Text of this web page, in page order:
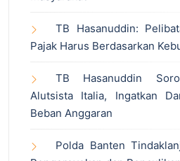
TB Hasanuddin:
Pajak Harus Berdasarkan
TB Hasanuddin
Alutsista Italia, Ingatkan
Beban Anggaran
Polda Banten